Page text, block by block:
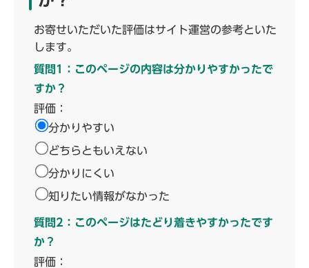
お寄せいただいた評価はサイト運営の参考といた
します。
質問1：このページの内容は分かりやすかったで
すか？
評価：
分かりやすい
どちらともいえない
分かりにくい
知りたい情報がなかった
質問2：このページはたどり着きやすかったです
か？
評価：